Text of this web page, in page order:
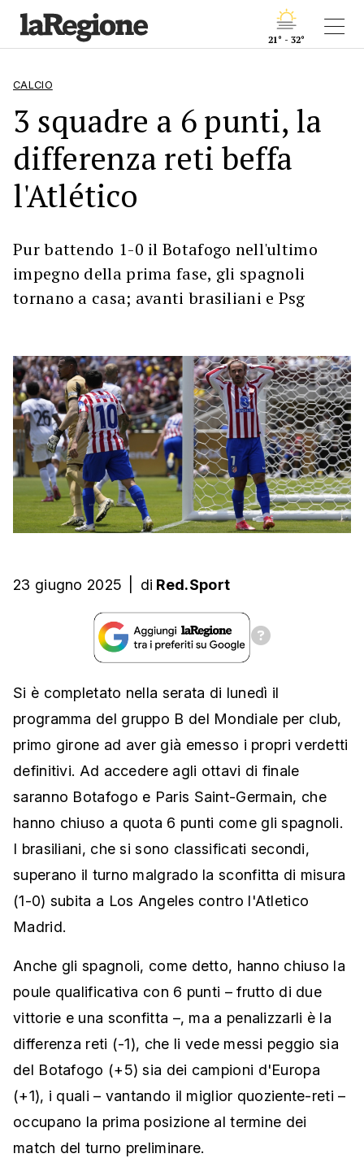
21° - 32°
CALCIO
3 squadre a 6 punti, la
differenza reti beffa
l'Atlético
Pur battendo 1-0 il Botafogo nell'ultimo
impegno della prima fase, gli spagnoli
tornano a casa; avanti brasiliani e Psg
23 giugno 2025 di Red.Sport
Si è completato nella serata di lunedì il
programma del gruppo B del Mondiale per club,
primo girone ad aver già emesso i propri verdetti
definitivi. Ad accedere agli ottavi di finale
saranno Botafogo e Paris Saint-Germain, che
hanno chiuso a quota 6 punti come gli spagnoli.
I brasiliani, che si sono classificati secondi,
superano il turno malgrado la sconfitta di misura
(1-0) subita a Los Angeles contro l'Atletico
Madrid.
Anche gli spagnoli, come detto, hanno chiuso la
poule qualificativa con 6 punti – frutto di due
vittorie e una sconfitta –, ma a penalizzarli è la
differenza reti (-1), che li vede messi peggio sia
del Botafogo (+5) sia dei campioni d'Europa
(+1), i quali – vantando il miglior quoziente-reti –
occupano la prima posizione al termine dei
match del turno preliminare.